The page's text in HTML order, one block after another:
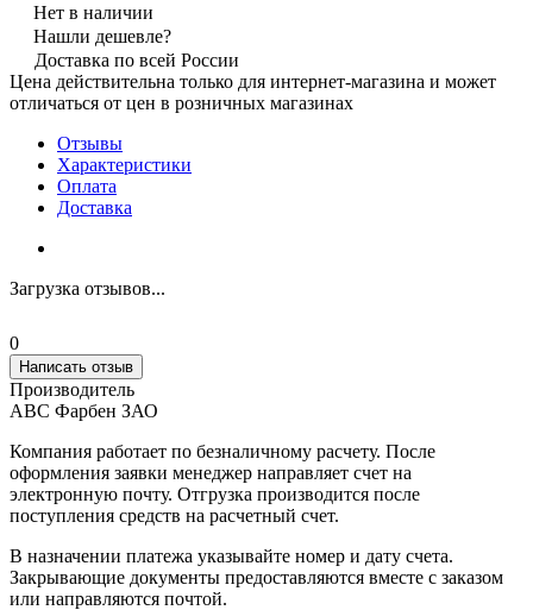
Нет в наличии
Нашли дешевле?
Доставка по всей России
Цена действительна только для интернет-магазина и может
отличаться от цен в розничных магазинах
Отзывы
Характеристики
Оплата
Доставка
Загрузка отзывов...
0
Написать отзыв
Производитель
АВС Фарбен ЗАО
Компания работает по безналичному расчету. После
оформления заявки менеджер направляет счет на
электронную почту. Отгрузка производится после
поступления средств на расчетный счет.
В назначении платежа указывайте номер и дату счета.
Закрывающие документы предоставляются вместе с заказом
или направляются почтой.